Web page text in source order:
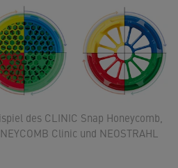
des CLINIC Snap Honeycomb,
Clinic und NEOSTRAHL